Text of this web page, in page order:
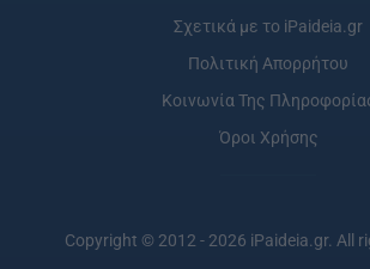
Σχετικά με το iPaideia.gr
Πολιτική Απορρήτου
Κοινωνία Της
Όροι Χρήσης
Copyright © 2012 - 2026 iPaideia.gr. All